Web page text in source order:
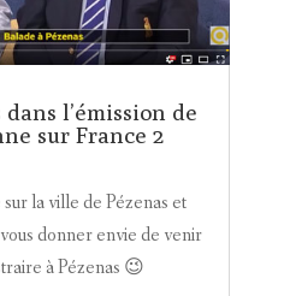
l’émission de
sur France 2
la ville de Pézenas et
donner envie de venir
à Pézenas 😉